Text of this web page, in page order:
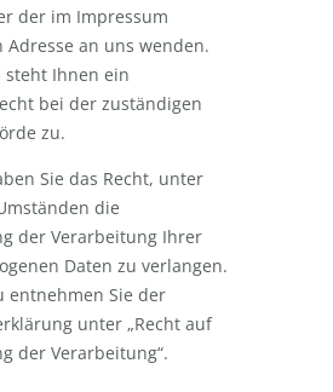
der im Impressum
Adresse an uns wenden.
steht Ihnen ein
bei der zuständigen
zu.
Sie das Recht, unter
die
der Verarbeitung Ihrer
Daten zu verlangen.
entnehmen Sie der
unter „Recht auf
der Verarbeitung“.